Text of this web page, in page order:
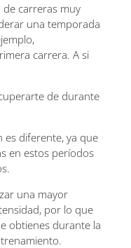
de carreras muy
una temporada
carrera. A si
de durante
es diferente, ya que
en estos períodos
una mayor
por lo que
obtienes durante la